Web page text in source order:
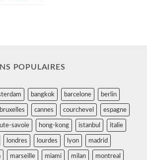
POPULAIRES
bangkok barcelone berlin
bruxelles cannes courchevel espagne
savoie hong-kong istanbul italie
londres lourdes lyon madrid
marseille miami milan montreal